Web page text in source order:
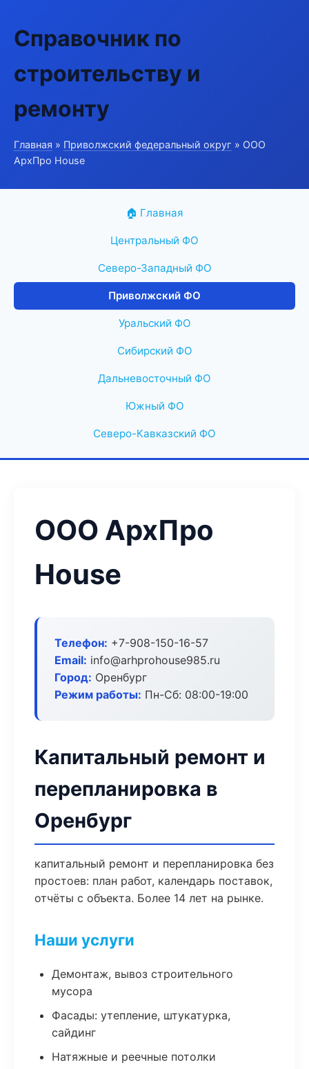
Справочник по
строительству и
ремонту
Главная » Приволжский федеральный округ » ООО
АрхПро House
🏠 Главная
Центральный ФО
Северо-Западный ФО
Приволжский ФО
Уральский ФО
Сибирский ФО
Дальневосточный ФО
Южный ФО
Северо-Кавказский ФО
ООО АрхПро
House
Телефон: +7-908-150-16-57
Email: info@arhprohouse985.ru
Город: Оренбург
Режим работы: Пн-Сб: 08:00-19:00
Капитальный ремонт и
перепланировка в
Оренбург
капитальный ремонт и перепланировка без
простоев: план работ, календарь поставок,
отчёты с объекта. Более 14 лет на рынке.
Наши услуги
Демонтаж, вывоз строительного
мусора
Фасады: утепление, штукатурка,
сайдинг
Натяжные и реечные потолки